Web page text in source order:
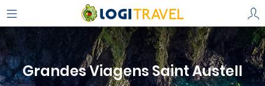
Grandes Viagens Saint Austell